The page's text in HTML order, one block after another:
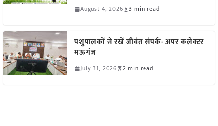
August 4, 2026 3 min read
पशुपालकों से रखें जीवंत संपर्क- अपर कलेक्टर
मऊगंज
July 31, 2026 2 min read